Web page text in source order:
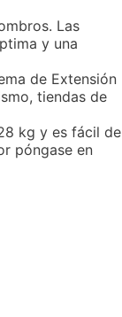
Las
y una
de Extensión
tiendas de
kg y es fácil de
póngase en